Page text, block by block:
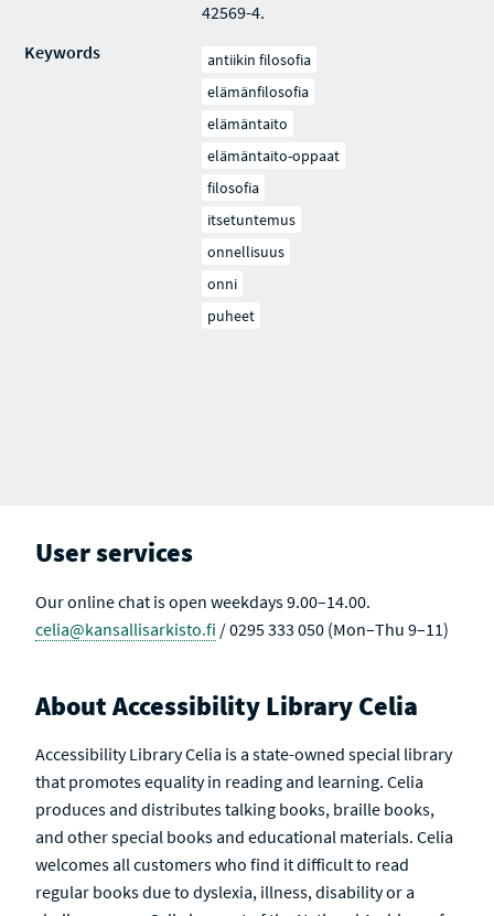
42569-4.
Keywords
antiikin filosofia
elämänfilosofia
elämäntaito
elämäntaito-oppaat
filosofia
itsetuntemus
onnellisuus
onni
puheet
User services
Our online chat is open weekdays 9.00–14.00.
celia@kansallisarkisto.fi / 0295 333 050 (Mon–Thu 9–11)
About Accessibility Library Celia
Accessibility Library Celia is a state-owned special library
that promotes equality in reading and learning. Celia
produces and distributes talking books, braille books,
and other special books and educational materials. Celia
welcomes all customers who find it difficult to read
regular books due to dyslexia, illness, disability or a